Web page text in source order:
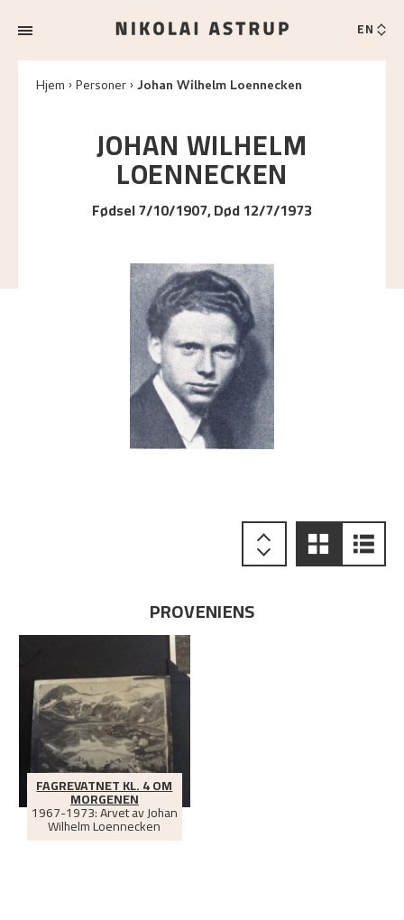
EN
Hjem Personer Johan Wilhelm Loennecken
JOHAN WILHELM
LOENNECKEN
Fødsel 7/10/1907, Død 12/7/1973
PROVENIENS
FAGREVATNET KL. 4 OM
MORGENEN
1967-1973: Arvet av Johan
Wilhelm Loennecken